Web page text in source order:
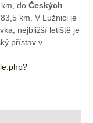
do Českých
km. V Lužnici je
nejbližší letiště je
přístav v